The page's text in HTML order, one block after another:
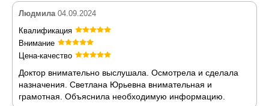
Людмила 04.09.2024
Квалификация
Внимание
Цена-качество
Доктор внимательно выслушала. Осмотрела и сделала
назначения. Светлана Юрьевна внимательная и
грамотная. Объяснила необходимую информацию.